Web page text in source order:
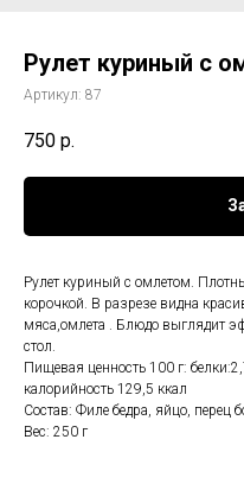
Рулет куриный с
Артикул: 87
750 р.
Рулет куриный с омлетом.
корочкой. В разрезе видна
мяса,омлета . Блюдо выглядит
стол.
Пищевая ценность 100 г:
калорийность 129,5 ккал
Состав: Филе бедра, яйцо, перец
Вес: 250 г